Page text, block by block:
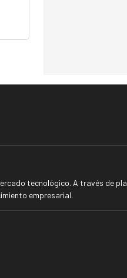
tecnológico. A través de
empresarial.